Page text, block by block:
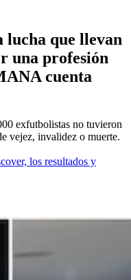
lucha que llevan
una profesión
cuenta
exfutbolistas no tuvieron
vejez, invalidez o muerte.
los resultados y